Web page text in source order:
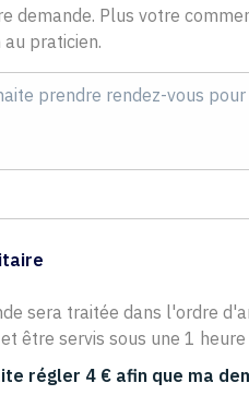
demande. Plus votre
praticien.
sera traitée dans l'ordre
être servis sous une 1
régler 4 € afin que ma